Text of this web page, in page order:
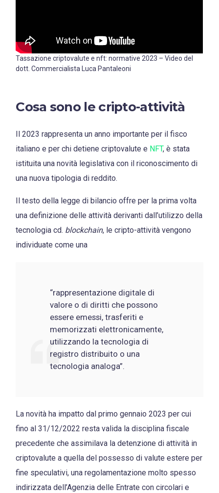
Tassazione criptovalute e nft: normative 2023 – Video del
dott. Commercialista Luca Pantaleoni
Cosa sono le cripto-attività
Il 2023 rappresenta un anno importante per il fisco
italiano e per chi detiene criptovalute e NFT, è stata
istituita una novità legislativa con il riconoscimento di
una nuova tipologia di reddito.
Il testo della legge di bilancio offre per la prima volta
una definizione delle attività derivanti dall’utilizzo della
tecnologia cd. blockchain, le cripto-attività vengono
individuate come una
“rappresentazione digitale di
valore o di diritti che possono
essere emessi, trasferiti e
memorizzati elettronicamente,
utilizzando la tecnologia di
registro distribuito o una
tecnologia analoga”.
La novità ha impatto dal primo gennaio 2023 per cui
fino al 31/12/2022 resta valida la disciplina fiscale
precedente che assimilava la detenzione di attività in
criptovalute a quella del possesso di valute estere per
fine speculativi, una regolamentazione molto spesso
indirizzata dell’Agenzia delle Entrate con circolari e